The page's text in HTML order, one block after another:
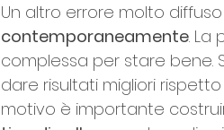
Un altro errore molto
contemporaneamente. La
complessa per stare bene.
dare risultati migliori
motivo è importante